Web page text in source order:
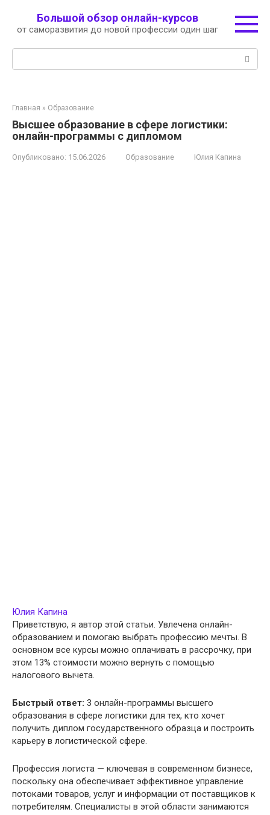
контенту
Большой обзор онлайн-курсов
от саморазвития до новой профессии один шаг
Главная » Образование
Высшее образование в сфере логистики:
онлайн-программы с дипломом
Опубликовано: 15.06.2026 Образование Юлия Капина
Юлия Капина
Приветствую, я автор этой статьи. Увлечена онлайн-
образованием и помогаю выбрать профессию мечты. В
основном все курсы можно оплачивать в рассрочку, при
этом 13% стоимости можно вернуть с помощью
налогового вычета.
Быстрый ответ: 3 онлайн-программы высшего
образования в сфере логистики для тех, кто хочет
получить диплом государственного образца и построить
карьеру в логистической сфере.
Профессия логиста — ключевая в современном бизнесе,
поскольку она обеспечивает эффективное управление
потоками товаров, услуг и информации от поставщиков к
потребителям. Специалисты в этой области занимаются